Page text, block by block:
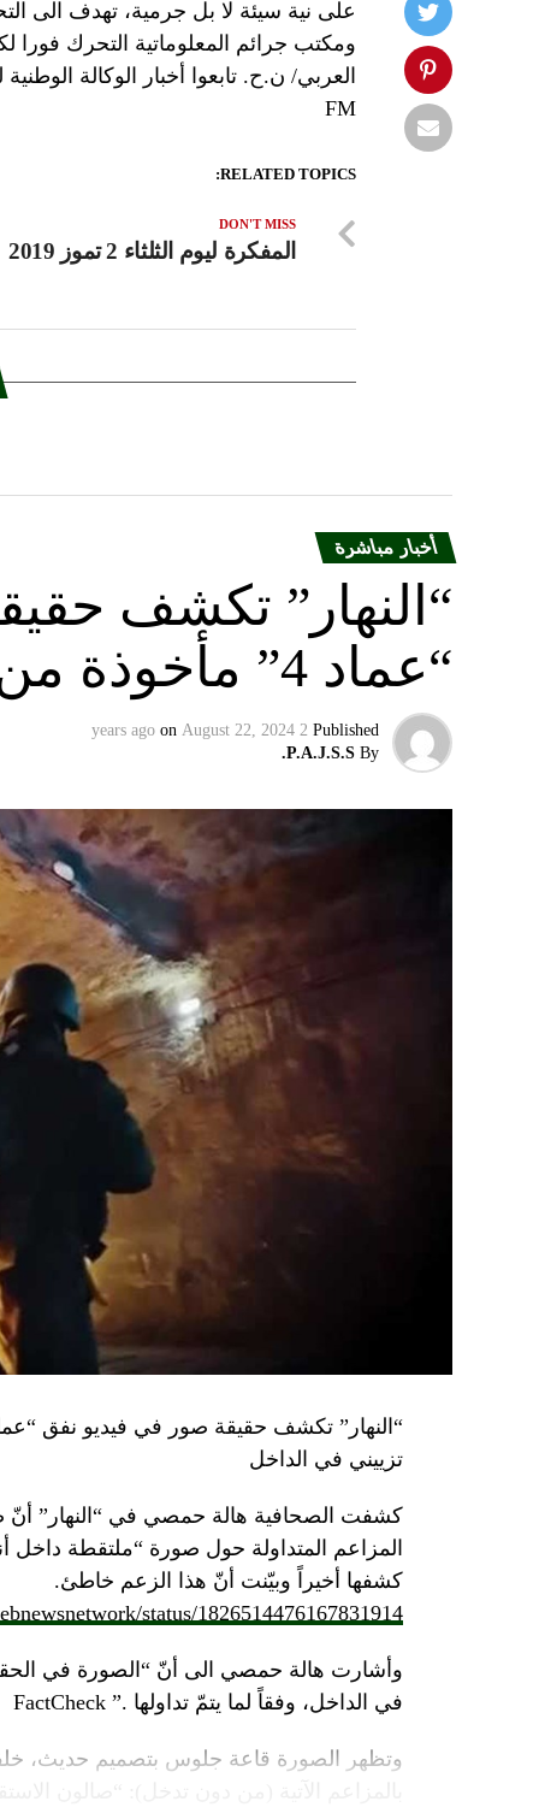
على نية سيئة لا بل جرمية، تهدف الى
ومكتب جرائم المعلوماتية التحرك
FM
RELATED TOPICS:
DON'T MISS
المفكرة ليوم الثلثاء 2 تموز 2019
أخبار مباشرة
“النهار” تكشف
“عماد 4” مأخوذة من أوكرانيا….
Published
2 years ago
on August 22, 2024
By
P.A.J.S.S.
تزييني في الداخل
كشفت الصحافية هالة حمصي في “النهار”
كشفها أخيراً وبيّنت أنّ هذا الزعم خاطئ.
status/1826514476167831914
وأشارت هالة حمصي الى أنّ “الصورة في
في الداخل، وفقاً لما يتمّ تداولها .” FactCheck
وتظهر الصورة قاعة جلوس بتصميم حديث،